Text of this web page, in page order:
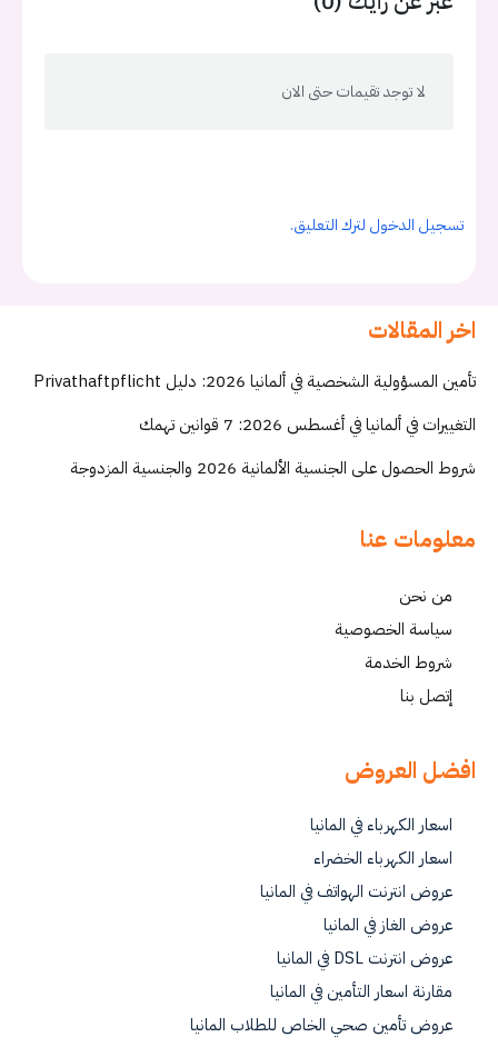
لا توجد تقيمات حتى الان
تسجيل الدخول لترك التعليق.
اخر المقالات
تأمين المسؤولية الشخصية في ألمانيا 2026: دليل Privathaftpflicht
التغييرات في ألمانيا في أغسطس 2026: 7 قوانين تهمك
شروط الحصول على الجنسية الألمانية 2026 والجنسية المزدوجة
معلومات عنا
من نحن
سياسة الخصوصية
شروط الخدمة
إتصل بنا
افضل العروض
اسعار الكهرباء في المانيا
اسعار الكهرباء الخضراء
عروض انترنت الهواتف في المانيا
عروض الغاز في المانيا
عروض انترنت DSL في المانيا
مقارنة اسعار التأمين في المانيا
عروض تأمين صحي الخاص للطلاب المانيا